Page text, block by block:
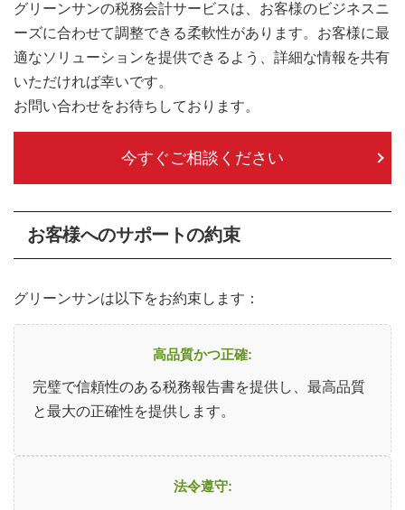
グリーンサンの税務会計サービスは、お客様のビジネスニ
ーズに合わせて調整できる柔軟性があります。お客様に最
適なソリューションを提供できるよう、詳細な情報を共有
いただければ幸いです。
お問い合わせをお待ちしております。
今すぐご相談ください
お客様へのサポートの約束
グリーンサンは以下をお約束します：
高品質かつ正確:
完璧で信頼性のある税務報告書を提供し、最高品質
と最大の正確性を提供します。
法令遵守: